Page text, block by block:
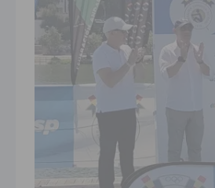
con éxito las Fiestas de las Urbanizaciones de
la programación de sus Fiestas Patronales
una nueva prórroga de la ORA en Orihuela
con un balance histórico y consolida a
refuerza su apoyo a la cultura local con